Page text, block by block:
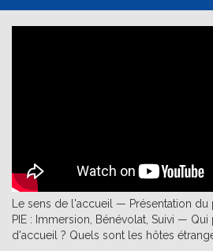
Le sens de l'accueil — Présentation
PIE : Immersion, Bénévolat, Suivi —
d'accueil ? Quels sont les hôtes